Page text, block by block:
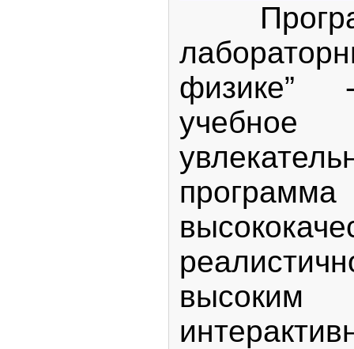
физике”